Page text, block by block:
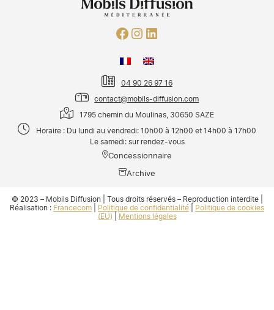
04 90 26 97 16
contact@mobils-diffusion.com
1795 chemin du Moulinas, 30650 SAZE
Horaire : Du lundi au vendredi: 10h00 à 12h00 et 14h00 à 17h00
Le samedi: sur rendez-vous
Concessionnaire
Archive
© 2023 – Mobils Diffusion | Tous droits réservés – Reproduction interdite |
Réalisation : Francecom Politique de confidentialité
Politique de cookies
(EU)
Mentions légales